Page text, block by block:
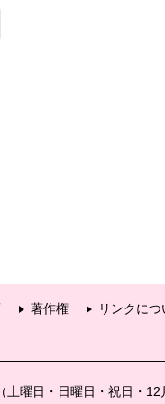
著作権 リンクにつ
曜日・日曜日・祝日・12